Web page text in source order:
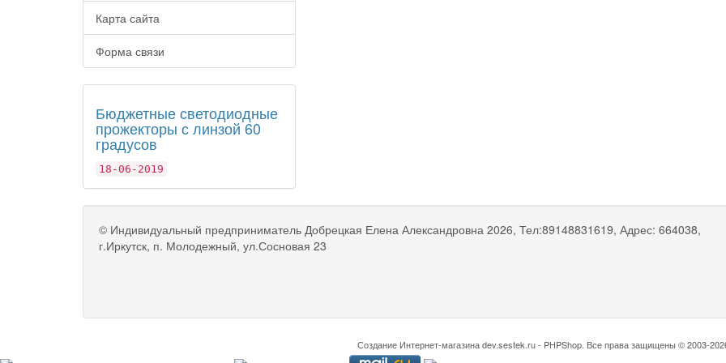
Карта сайта
Форма связи
Бюджетные светодиодные
прожекторы с линзой 60
градусов
18-06-2019
© Индивидуальный предприниматель Добрецкая Елена Александровна 2026, Тел:89148831619, Адрес: 664038,
г.Иркутск, п. Молодежный, ул.Сосновая 23
Создание Интернет-магазинаdev.sestek.ru - PHPShop. Все права защищены © 2003-